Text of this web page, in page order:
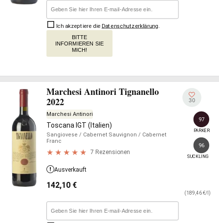
Ich akzeptiere die Datenschutzerklärung
BITTE
INFORMIEREN SIE
MICH!
Marchesi Antinori Tignanello
2022
Marchesi Antinori
Toscana IGT (Italien)
Sangiovese / Cabernet Sauvignon / Cabernet
Franc
7 Rezensionen
30
97
PARKER
96
SUCKLING
Ausverkauft
142,10 €
(189,46 €/l)